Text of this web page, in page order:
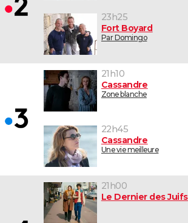
23h25
Fort Boyard
Par Domingo
21h10
Cassandre
Zone blanche
22h45
Cassandre
Une vie meilleure
21h00
Le Dernier des Juifs